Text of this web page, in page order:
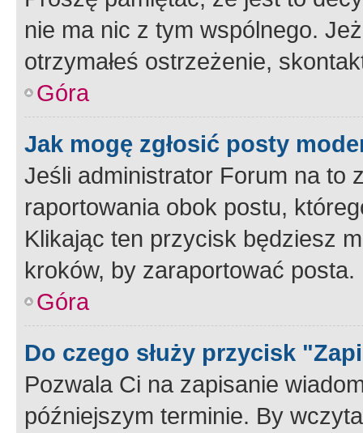
nie ma nic z tym wspólnego.
otrzymałeś ostrzeżenie,
Góra
Jak mogę zgłosić posty
Jeśli administrator Forum na to
raportowania obok postu,
Klikając ten przycisk będziesz
kroków, by zaraportować posta.
Góra
Do czego służy przycisk
Pozwala Ci na zapisanie
późniejszym terminie. By